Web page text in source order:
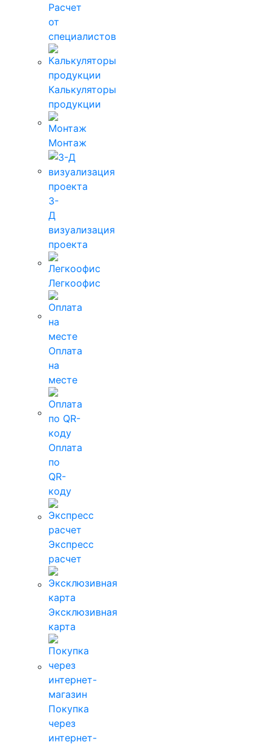
Расчет
от
специалистов
Калькуляторы
продукции
Монтаж
3-
Д
визуализация
проекта
Легкоофис
Оплата
на
месте
Оплата
по
QR-
коду
Экспресс
расчет
Эксклюзивная
карта
Покупка
через
интернет-